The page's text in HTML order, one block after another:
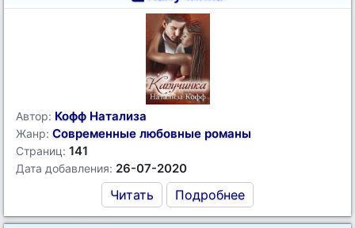
Автор: Кофф Натализа
Жанр: Современные любовные романы
Страниц: 141
Дата добавления: 26-07-2020
Читать Подробнее